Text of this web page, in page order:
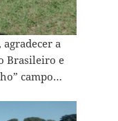
a
Brasileiro e
campo…